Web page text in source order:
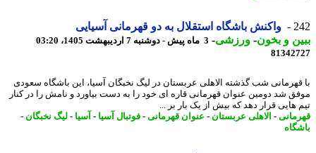
واکنش باشگاه استقلال به دو قهرمانی آسیایی
و بخون-ورزشی-3 ماه پیش - دوشنبه 7 اردیبهشت 1405، 03:20
شب گذشته الاهلی عربستان در لیگ نخبگان آسیا، این باشگاه سعودی
شد دومین عنوان قهرمانی قاره ای خود را به دست بیاورد و نامش را در کنار
هایی قرار دهد که بیش از یک بار بر ...
-الاهلی عربستان-عنوان قهرمانی-فوتبال آسیا -آسیا -لیگ نخبگان-